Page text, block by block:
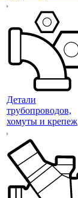
Детали
трубопроводов,
хомуты и крепеж